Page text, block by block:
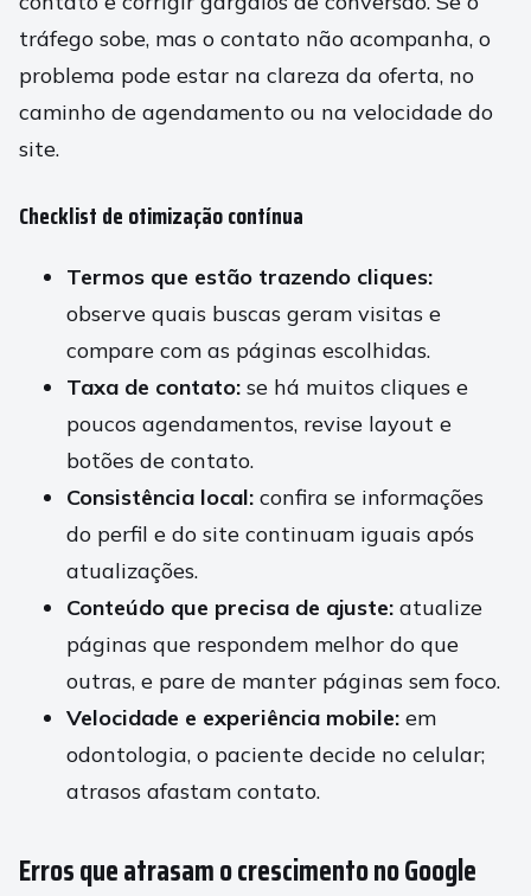
tráfego sobe, mas o contato não acompanha, o
problema pode estar na clareza da oferta, no
caminho de agendamento ou na velocidade do
site.
Checklist de otimização contínua
Termos que estão trazendo cliques:
observe quais buscas geram visitas e
compare com as páginas escolhidas.
Taxa de contato: se há muitos cliques e
poucos agendamentos, revise layout e
botões de contato.
Consistência local: confira se informações
do perfil e do site continuam iguais após
atualizações.
Conteúdo que precisa de ajuste: atualize
páginas que respondem melhor do que
outras, e pare de manter páginas sem foco.
Velocidade e experiência mobile: em
odontologia, o paciente decide no celular;
atrasos afastam contato.
Erros que atrasam o crescimento no Google